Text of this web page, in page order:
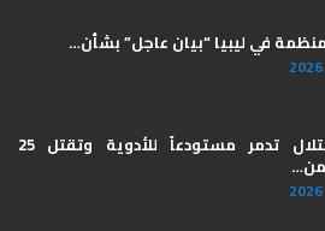
في ليبيا “بيان عاجل” بشأن…
قوات الاحتلال تدمر مستودعاً للأدوية وتقتل 25